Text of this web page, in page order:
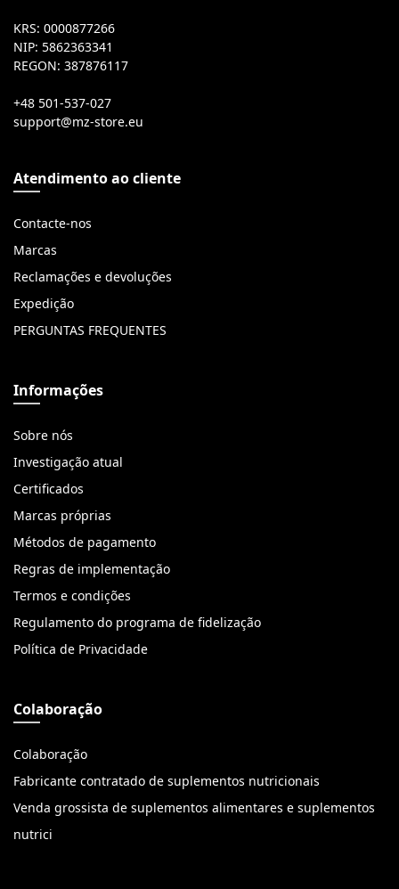
KRS: 0000877266
NIP: 5862363341
REGON: 387876117
+48 501-537-027
Atendimento ao cliente
Contacte-nos
Marcas
Reclamações e devoluções
Expedição
PERGUNTAS FREQUENTES
Informações
Sobre nós
Investigação atual
Certificados
Marcas próprias
Métodos de pagamento
Regras de implementação
Termos e condições
Regulamento do programa de fidelização
Política de Privacidade
Colaboração
Colaboração
Fabricante contratado de suplementos nutricionais
Venda grossista de suplementos alimentares e suplementos
nutrici